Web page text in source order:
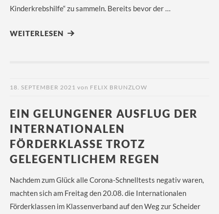
Kinderkrebshilfe“ zu sammeln. Bereits bevor der …
WEITERLESEN
18. SEPTEMBER 2021 von FELIX BRUNZLOW
EIN GELUNGENER AUSFLUG DER
INTERNATIONALEN
FÖRDERKLASSE TROTZ
GELEGENTLICHEM REGEN
Nachdem zum Glück alle Corona-Schnelltests negativ waren,
machten sich am Freitag den 20.08. die Internationalen
Förderklassen im Klassenverband auf den Weg zur Scheider